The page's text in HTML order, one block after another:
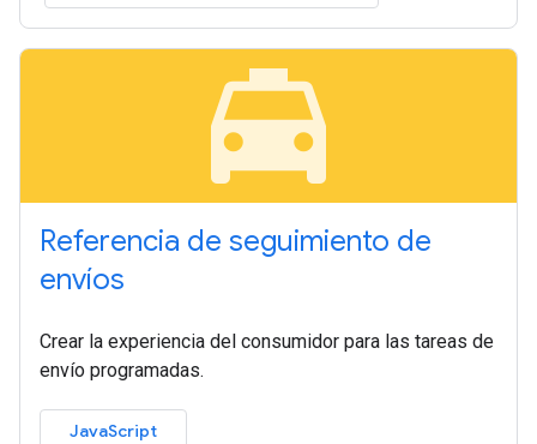
local_taxi
Referencia de seguimiento de
envíos
Crear la experiencia del consumidor para las tareas de
envío programadas.
JavaScript